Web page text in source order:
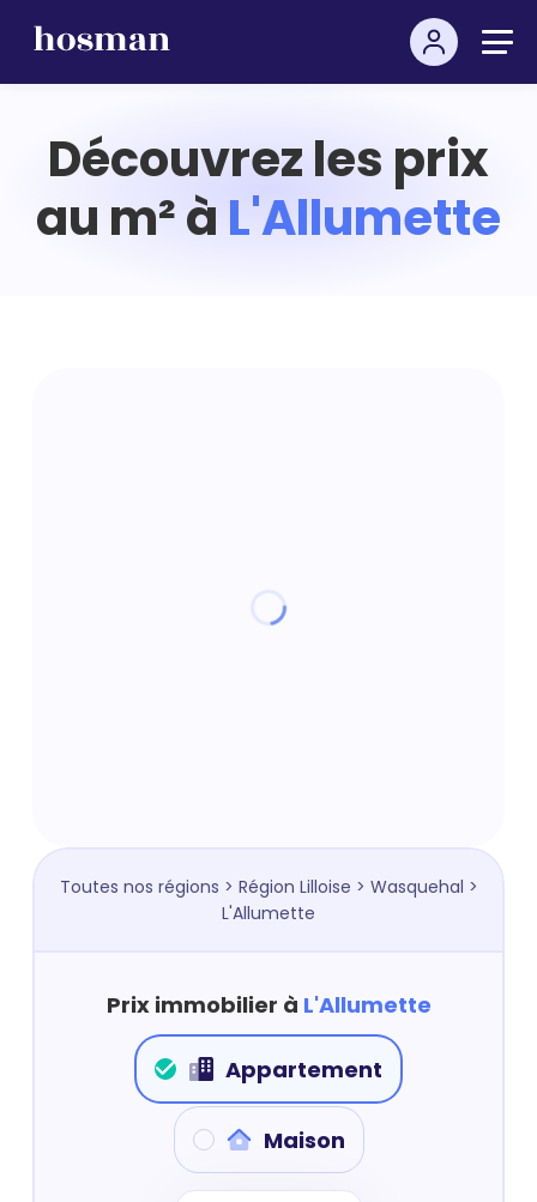
Découvrez les prix
au m² à L'Allumette
Toutes nos régions > Région Lilloise > Wasquehal >
L'Allumette
Prix immobilier à L'Allumette
Appartement
Maison